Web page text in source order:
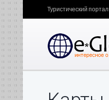
Туристический портал